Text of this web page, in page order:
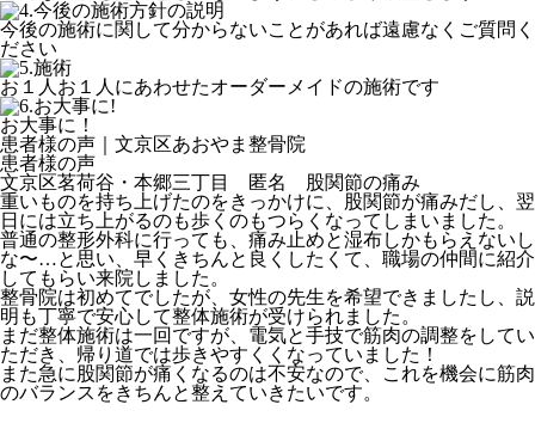
今後の施術に関して分からないことがあれば遠慮なくご質問く
ださい
お１人お１人にあわせたオーダーメイドの施術です
お大事に！
患者様の声｜文京区あおやま整骨院
患者様の声
文京区茗荷谷・本郷三丁目 匿名 股関節の痛み
重いものを持ち上げたのをきっかけに、股関節が痛みだし、翌
日には立ち上がるのも歩くのもつらくなってしまいました。
普通の整形外科に行っても、痛み止めと湿布しかもらえないし
な〜…と思い、早くきちんと良くしたくて、職場の仲間に紹介
してもらい来院しました。
整骨院は初めてでしたが、女性の先生を希望できましたし、説
明も丁寧で安心して整体施術が受けられました。
まだ整体施術は一回ですが、電気と手技で筋肉の調整をしてい
ただき、帰り道では歩きやすくくなっていました！
また急に股関節が痛くなるのは不安なので、これを機会に筋肉
のバランスをきちんと整えていきたいです。